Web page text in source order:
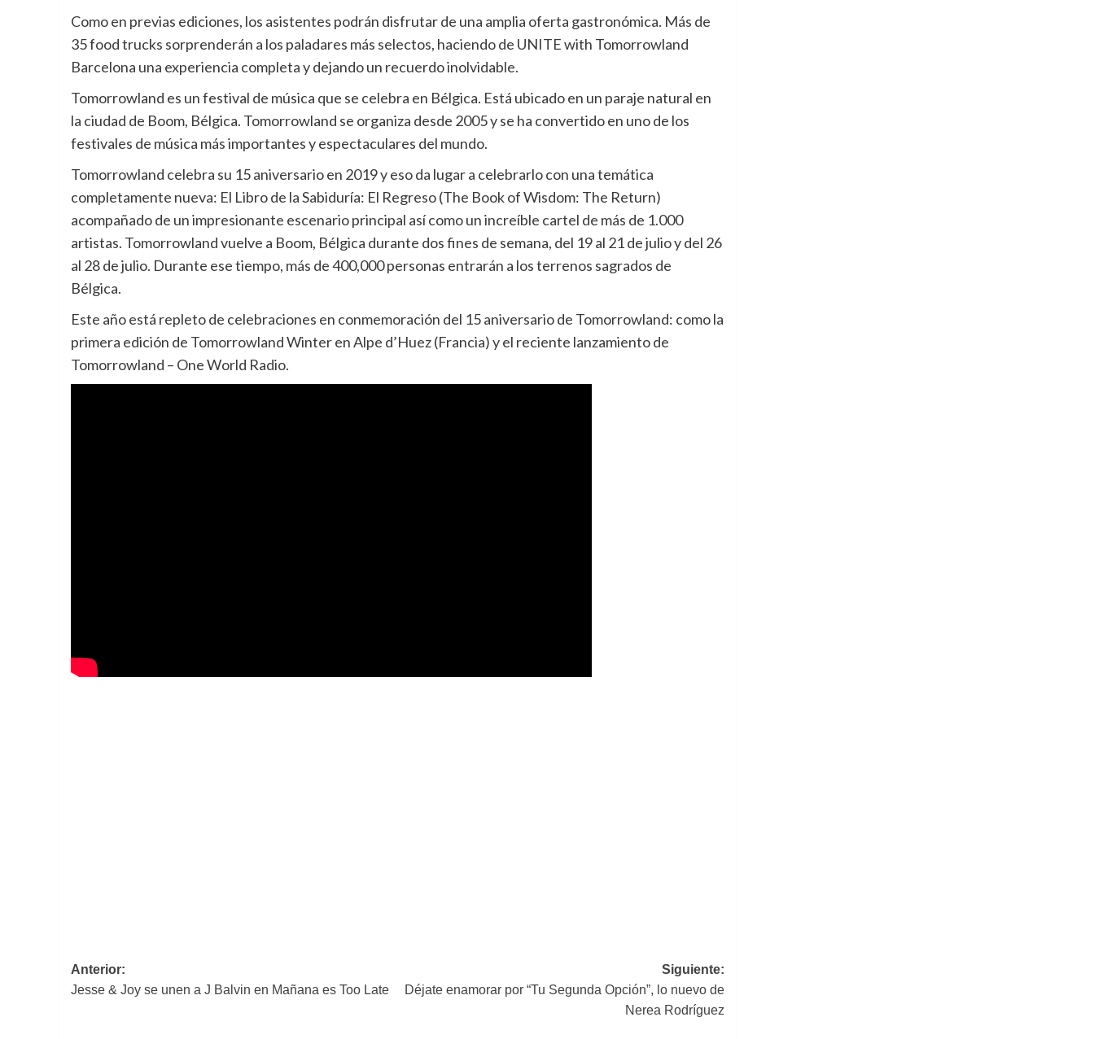
Como en previas ediciones, los asistentes podrán disfrutar de una amplia oferta gastronómica. Más de
35 food trucks sorprenderán a los paladares más selectos, haciendo de UNITE with Tomorrowland
Barcelona una experiencia completa y dejando un recuerdo inolvidable.
Tomorrowland es un festival de música que se celebra en Bélgica. Está ubicado en un paraje natural en
la ciudad de Boom, Bélgica. Tomorrowland se organiza desde 2005 y se ha convertido en uno de los
festivales de música más importantes y espectaculares del mundo.
Tomorrowland celebra su 15 aniversario en 2019 y eso da lugar a celebrarlo con una temática
completamente nueva: El Libro de la Sabiduría: El Regreso (The Book of Wisdom: The Return)
acompañado de un impresionante escenario principal así como un increíble cartel de más de 1.000
artistas. Tomorrowland vuelve a Boom, Bélgica durante dos fines de semana, del 19 al 21 de julio y del 26
al 28 de julio. Durante ese tiempo, más de 400,000 personas entrarán a los terrenos sagrados de
Bélgica.
Este año está repleto de celebraciones en conmemoración del 15 aniversario de Tomorrowland: como la
primera edición de Tomorrowland Winter en Alpe d’Huez (Francia) y el reciente lanzamiento de
Tomorrowland – One World Radio.
Navegación
de
Anterior:
Jesse & Joy se unen a J Balvin en Mañana es Too Late
Siguiente:
Déjate enamorar por “Tu Segunda Opción”, lo nuevo de
Nerea Rodríguez